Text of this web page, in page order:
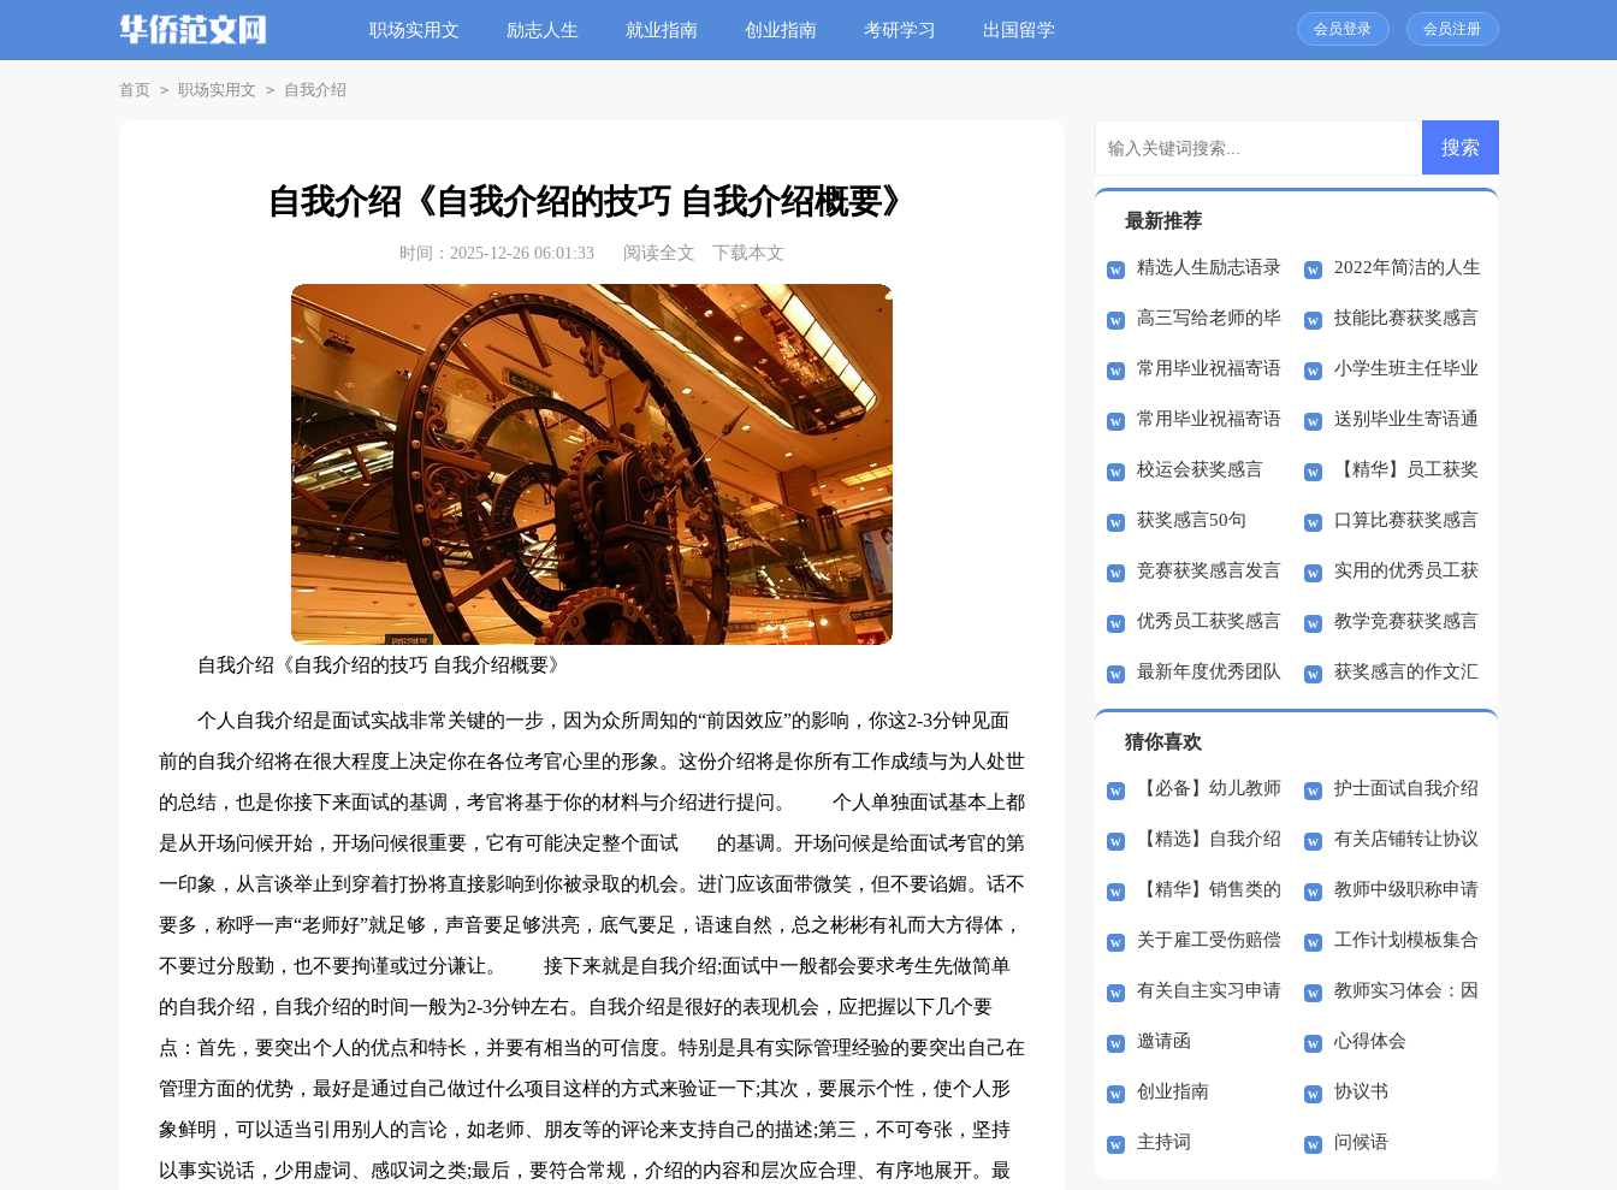
职场实用文 励志人生 就业指南 创业指南 考研学习 出国留学 会员登录 会员注册
首页 > 职场实用文 > 自我介绍
自我介绍《自我介绍的技巧 自我介绍概要》
时间：2025-12-26 06:01:33 阅读全文 下载本文
自我介绍《自我介绍的技巧 自我介绍概要》
个人自我介绍是面试实战非常关键的一步，因为众所周知的“前因效应”的影响，你这2-3分钟见面
前的自我介绍将在很大程度上决定你在各位考官心里的形象。这份介绍将是你所有工作成绩与为人处世
的总结，也是你接下来面试的基调，考官将基于你的材料与介绍进行提问。 个人单独面试基本上都
是从开场问候开始，开场问候很重要，它有可能决定整个面试 的基调。开场问候是给面试考官的第
一印象，从言谈举止到穿着打扮将直接影响到你被录取的机会。进门应该面带微笑，但不要谄媚。话不
要多，称呼一声“老师好”就足够，声音要足够洪亮，底气要足，语速自然，总之彬彬有礼而大方得体，
不要过分殷勤，也不要拘谨或过分谦让。 接下来就是自我介绍;面试中一般都会要求考生先做简单
的自我介绍，自我介绍的时间一般为2-3分钟左右。自我介绍是很好的表现机会，应把握以下几个要
点：首先，要突出个人的优点和特长，并要有相当的可信度。特别是具有实际管理经验的要突出自己在
管理方面的优势，最好是通过自己做过什么项目这样的方式来验证一下;其次，要展示个性，使个人形
象鲜明，可以适当引用别人的言论，如老师、朋友等的评论来支持自己的描述;第三，不可夸张，坚持
以事实说话，少用虚词、感叹词之类;最后，要符合常规，介绍的内容和层次应合理、有序地展开。最
最新推荐
精选人生励志语录
93句
2022年简洁的人生
励志语录56句
高三写给老师的毕
业寄语
技能比赛获奖感言
常用毕业祝福寄语
汇总（通用100句）
小学生班主任毕业
寄语
常用毕业祝福寄语
汇总（精选80句）
送别毕业生寄语通
用
校运会获奖感言 【精华】员工获奖
感言发言稿4篇
获奖感言50句 口算比赛获奖感言
竞赛获奖感言发言
稿
实用的优秀员工获
奖感言发言稿4篇
优秀员工获奖感言
演讲稿
教学竞赛获奖感言
最新年度优秀团队 获奖感言的作文汇
猜你喜欢
【必备】幼儿教师
培训总结集合5篇
护士面试自我介绍
(汇编15篇)
【精选】自我介绍
的作文300字集锦八篇
有关店铺转让协议
书3篇
【精华】销售类的
实习报告锦集六篇
教师中级职称申请
书
关于雇工受伤赔偿
协议书范本（精选3
篇）
工作计划模板集合
七篇
有关自主实习申请
书3篇
教师实习体会：因
材施教
邀请函 心得体会
创业指南 协议书
主持词 问候语